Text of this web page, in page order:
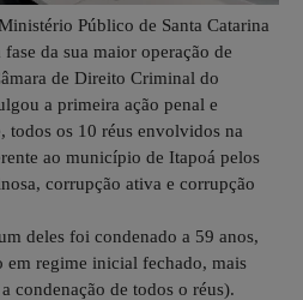
Público de Santa Catarina
da sua maior operação de
de Direito Criminal do
a primeira ação penal e
todos os 10 réus envolvidos na
ao município de Itapoá pelos
corrupção ativa e corrupção
deles foi condenado a 59 anos,
em regime inicial fechado, mais
condenação de todos o réus).